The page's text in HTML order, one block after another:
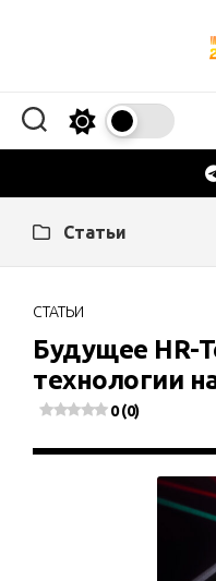
Статьи
СТАТЬИ
Будущее HR-
технологии
0 (0)